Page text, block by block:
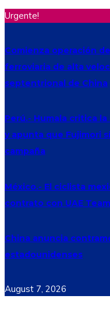
Urgente!
Comienza operación
ferroviaria de alta
septentrional de China
Perú.- Humala critica
y apunta que Fujimori
campaña
México.- El ciclista
contrato con UAE
China anuncia
estadounidenses
August 7, 2026